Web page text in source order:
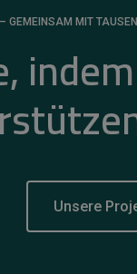
GEMEINSAM MIT
Unsere